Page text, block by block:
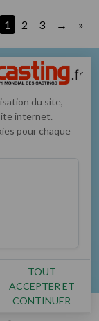
1 2 3 »
du site,
internet.
pour chaque
TOUT
ACCEPTER ET
CONTINUER